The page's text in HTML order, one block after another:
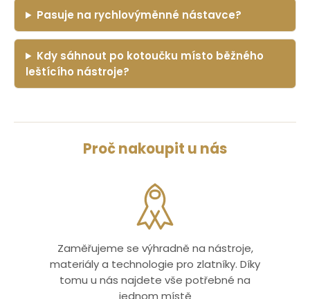
Pasuje na rychlovýměnné nástavce?
Kdy sáhnout po kotoučku místo běžného
leštícího nástroje?
Proč nakoupit u nás
Zaměřujeme se výhradně na nástroje,
materiály a technologie pro zlatníky. Díky
tomu u nás najdete vše potřebné na
jednom místě